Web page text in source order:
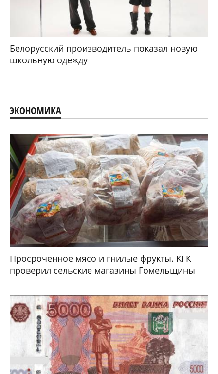
Белорусский производитель показал новую
школьную одежду
ЭКОНОМИКА
Просроченное мясо и гнилые фрукты. КГК
проверил сельские магазины Гомельщины